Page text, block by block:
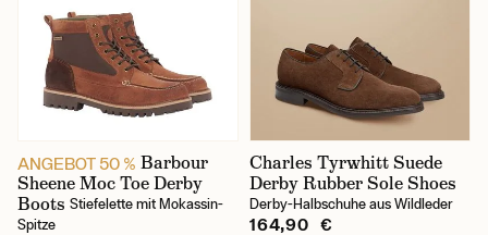
46/47
47
47,5
ANGEBOT 50 % Barbour
Sheene Moc Toe Derby
Boots Stiefelette mit Mokassin-
Spitze
Charles Tyrwhitt Suede
Derby Rubber Sole Shoes
Derby-Halbschuhe aus Wildleder
164,90 €